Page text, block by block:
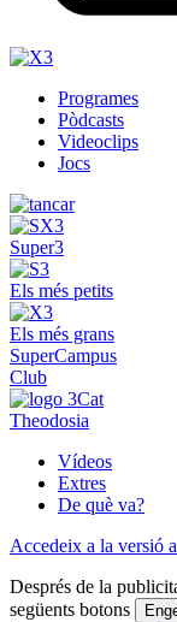
Programes
Pòdcasts
Videoclips
Jocs
Super3
Els més petits
Els més grans
SuperCampus
Club
Theodosia
Vídeos
Extres
De què va?
Accedeix a la versió
Després de la
següents botons